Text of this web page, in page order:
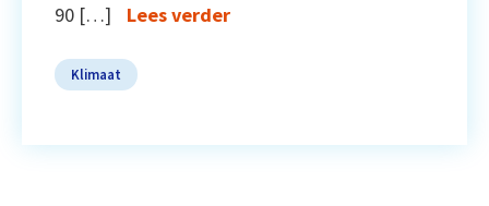
90 […]
Lees verder
Klimaat